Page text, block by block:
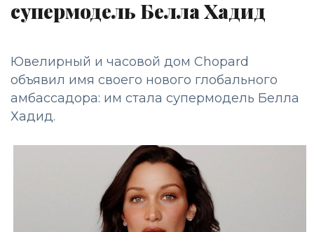
супермодель Белла Хадид
Ювелирный и часовой дом Chopard
объявил имя своего нового глобального
амбассадора: им стала супермодель Белла
Хадид.